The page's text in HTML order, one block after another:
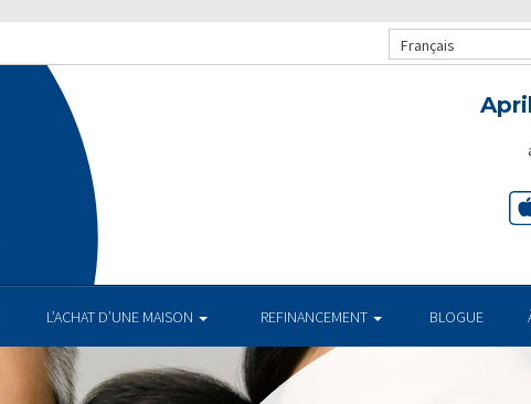
Français
L’ACHAT D’UNE MAISON REFINANCEMENT BLOGUE